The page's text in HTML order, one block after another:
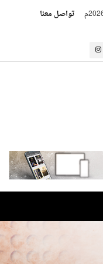
تواصل معنا